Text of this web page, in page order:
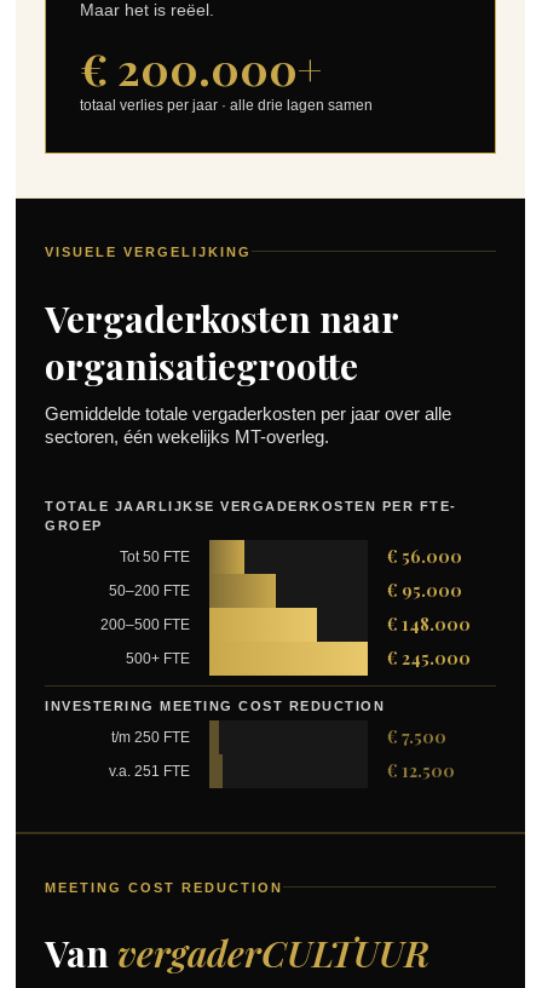
Maar het is reëel.
€ 200.000+
totaal verlies per jaar · alle drie lagen samen
VISUELE VERGELIJKING
Vergaderkosten naar
organisatiegrootte
Gemiddelde totale vergaderkosten per jaar over alle
sectoren, één wekelijks MT-overleg.
TOTALE JAARLIJKSE VERGADERKOSTEN PER FTE-
GROEP
Tot 50 FTE € 56.000
50–200 FTE € 95.000
200–500 FTE € 148.000
500+ FTE € 245.000
INVESTERING MEETING COST REDUCTION
t/m 250 FTE € 7.500
v.a. 251 FTE € 12.500
MEETING COST REDUCTION
Van vergaderCULTUUR